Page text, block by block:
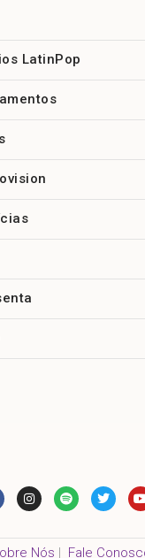
LatinPop
Nós Fale